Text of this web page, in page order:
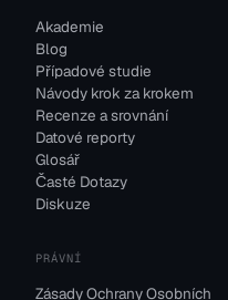
Akademie
Blog
Případové studie
Návody krok za krokem
Recenze a srovnání
Datové reporty
Glosář
Časté Dotazy
Diskuze
PRÁVNÍ
Zásady Ochrany Osobních